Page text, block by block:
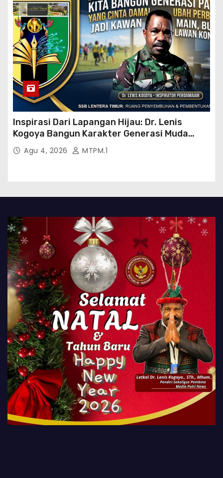
Inspirasi Dari Lapangan Hijau: Dr. Lenis
Kogoya Bangun Karakter Generasi Muda
PapuaAgu 4, 2026 MTPM.1